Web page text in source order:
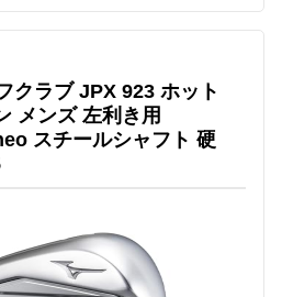
クラブ JPX 923 ホット
メンズ 左利き用
スチールシャフト 硬